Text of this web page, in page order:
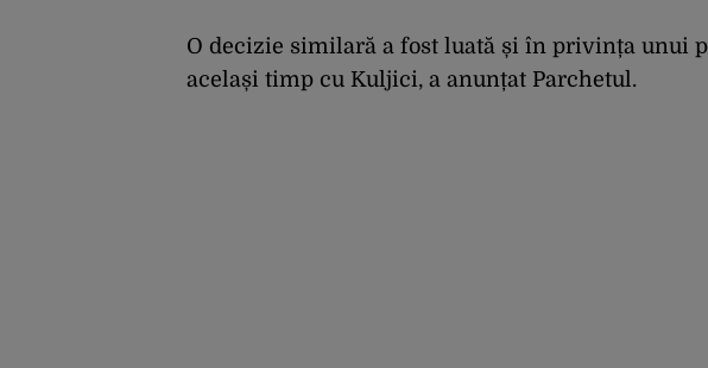
O decizie similară a fost luată și în privința unui
același timp cu Kuljici, a anunțat Parchetul.